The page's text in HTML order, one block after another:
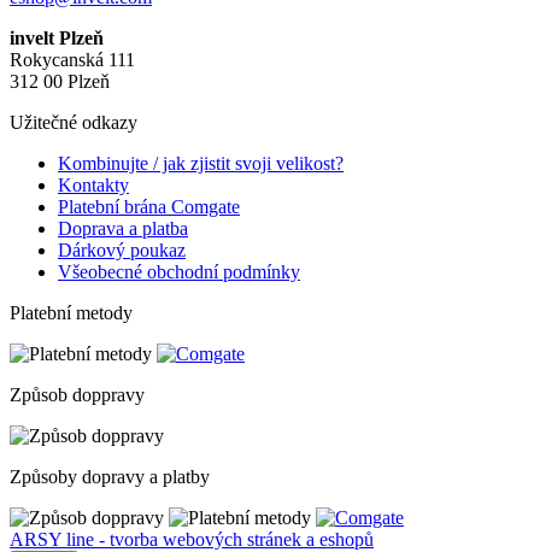
invelt Plzeň
Rokycanská 111
312 00 Plzeň
Užitečné odkazy
Kombinujte / jak zjistit svoji velikost?
Kontakty
Platební brána Comgate
Doprava a platba
Dárkový poukaz
Všeobecné obchodní podmínky
Platební metody
Způsob doppravy
Způsoby dopravy a platby
ARSY line - tvorba webových stránek a eshopů